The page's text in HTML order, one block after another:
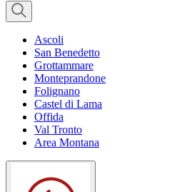
Ascoli
San Benedetto
Grottammare
Monteprandone
Folignano
Castel di Lama
Offida
Val Tronto
Area Montana